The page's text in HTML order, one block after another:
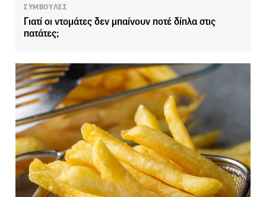
ΣΥΜΒΟΥΛΕΣ
Γιατί οι ντομάτες δεν μπαίνουν ποτέ δίπλα στις
πατάτες;